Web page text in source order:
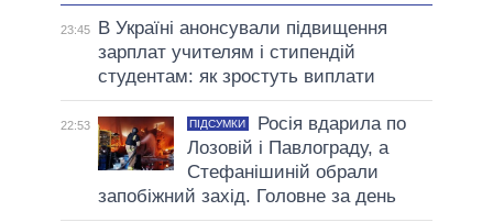
23:45
В Україні анонсували підвищення
зарплат учителям і стипендій
студентам: як зростуть виплати
22:53 ПІДСУМКИ
Росія вдарила по
Лозовій і Павлограду, а
Стефанішиній обрали
запобіжний захід. Головне за день